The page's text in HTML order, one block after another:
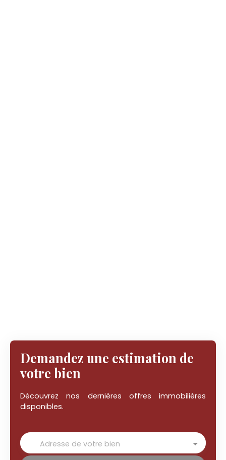
Demandez une estimation de
votre bien
Découvrez nos dernières offres immobilières
disponibles.
Adresse de votre bien